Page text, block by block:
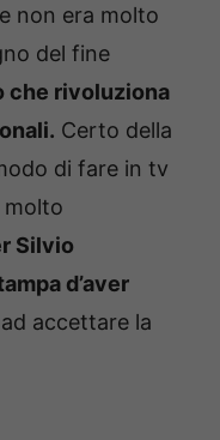
non era molto
del fine
che rivoluziona
Certo della
di fare in tv
molto
Silvio
d’aver
accettare la